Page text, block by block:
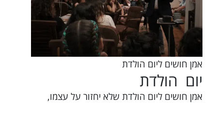
אמן חושים ליום הולדת
יום הולדת
אמן חושים ליום הולדת שלא יחזור על עצמו,